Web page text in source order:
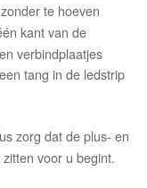
te hoeven
kant van de
verbindplaatjes
tang in de ledstrip
zorg dat de plus- en
voor u begint.